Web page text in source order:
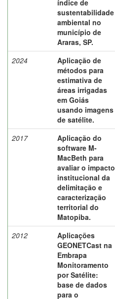
índice de
sustentabilidade
ambiental no
município de
Araras, SP.
2024
Aplicação de
métodos para
estimativa de
áreas irrigadas
em Goiás
usando imagens
de satélite.
2017
Aplicação do
software M-
MacBeth para
avaliar o impacto
institucional da
delimitação e
caracterização
territorial do
Matopiba.
2012
Aplicações
GEONETCast na
Embrapa
Monitoramento
por Satélite:
base de dados
para o